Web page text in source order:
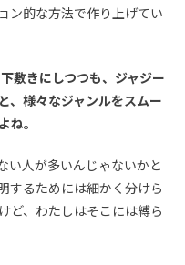
ン的な方法で作り上げてい
敷きにしつつも、ジャジー
、様々なジャンルをスムー
ね。
い人が多いんじゃないかと
するためには細かく分けら
ど、わたしはそこには縛ら